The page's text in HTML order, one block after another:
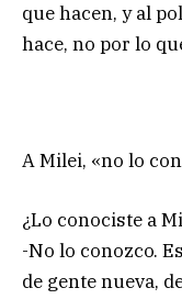
que hacen, y al
hace, no por lo
A Milei, «no lo
¿Lo conociste a
-No lo conozco.
de gente nueva,